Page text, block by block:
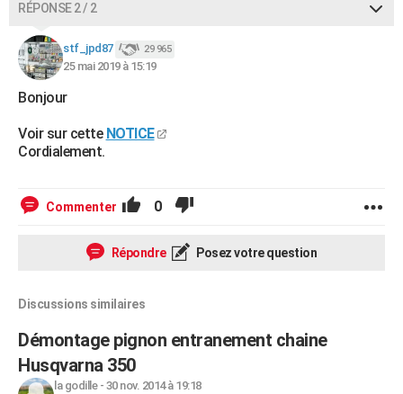
RÉPONSE 2 / 2
stf_jpd87 29 965
25 mai 2019 à 15:19
Bonjour
Voir sur cette NOTICE
Cordialement.
Commenter 0
Répondre Posez votre question
Discussions similaires
Démontage pignon entranement chaine
Husqvarna 350
la godille- 30 nov. 2014 à 19:18